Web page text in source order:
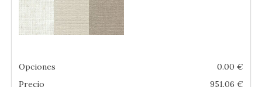
Opciones 0.00 €
Precio
951.06 €